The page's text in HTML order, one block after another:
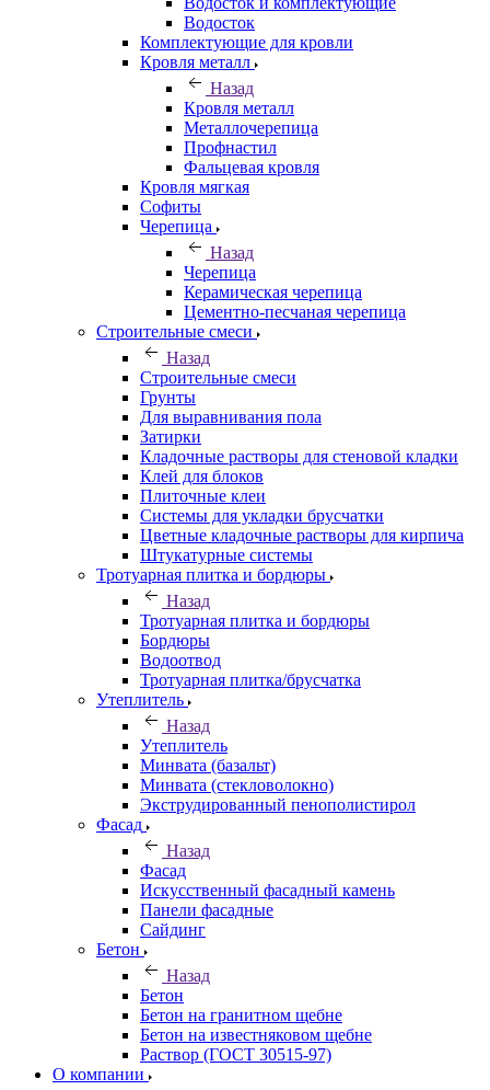
Водосток
Комплектующие для кровли
Кровля металл
Назад
Кровля металл
Металлочерепица
Профнастил
Фальцевая кровля
Кровля мягкая
Софиты
Черепица
Назад
Черепица
Керамическая черепица
Цементно-песчаная черепица
Строительные смеси
Назад
Строительные смеси
Грунты
Для выравнивания пола
Затирки
Кладочные растворы для стеновой кладки
Клей для блоков
Плиточные клеи
Системы для укладки брусчатки
Цветные кладочные растворы для кирпича
Штукатурные системы
Тротуарная плитка и бордюры
Назад
Тротуарная плитка и бордюры
Бордюры
Водоотвод
Тротуарная плитка/брусчатка
Утеплитель
Назад
Утеплитель
Минвата (базальт)
Минвата (стекловолокно)
Экструдированный пенополистирол
Фасад
Назад
Фасад
Искусственный фасадный камень
Панели фасадные
Сайдинг
Бетон
Назад
Бетон
Бетон на гранитном щебне
Бетон на известняковом щебне
Раствор (ГОСТ 30515-97)
О компании